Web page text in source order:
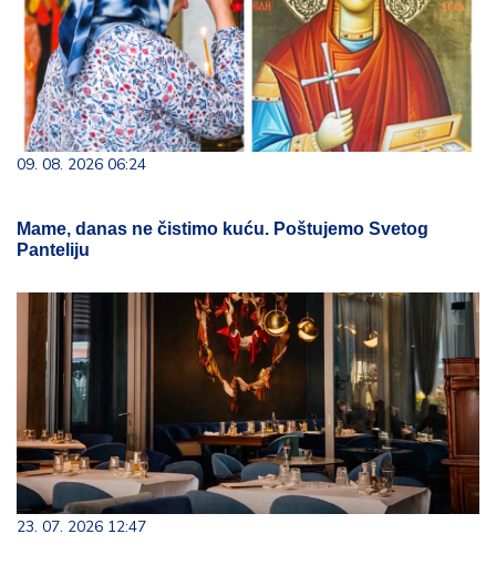
09. 08. 2026 06:24
Mame, danas ne čistimo kuću. Poštujemo Svetog
Panteliju
23. 07. 2026 12:47